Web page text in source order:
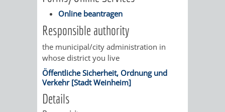
Online beantragen
Responsible authority
the municipal/city administration in
whose district you live
Öffentliche Sicherheit, Ordnung und
Verkehr [Stadt Weinheim]
Details